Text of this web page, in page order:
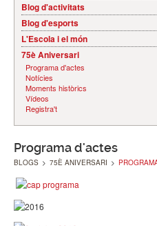
Blog d'activitats
Blog d'esports
L'Escola i el món
75è Aniversari
Programa d'actes
Notícies
Moments històrics
Vídeos
Registra't
Programa d'actes
BLOGS > 75È ANIVERSARI >